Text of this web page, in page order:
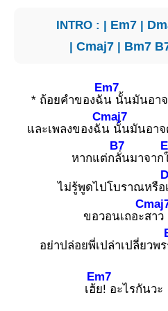
INTRO : | Em7|
|Cmaj7 | Bm7
* ถ้อยคำของฉั
Em7
น นั้นมันอา
และเพลงของฉั
Cmaj7
น นั้นมันอาจ
หากแต่ก
B7
ลั่นมาจาก
ไม่รู้พูดไปโบราณหรือเ
ขอวอนเถอะสาว
อย่าปล่อยพี่เปล่าเปลี่ยวพ
เฮ้
Em7
ย! อะไรกันวะ